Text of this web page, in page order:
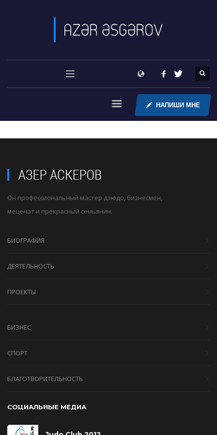
НАПИШИ МНЕ
Он профессиональный мастер дзюдо, бизнесмен,
меценат и прекрасный семьянин.
БИОГРАФИЯ
ДЕЯТЕЛЬНОСТЬ
ПРОЕКТЫ
БИЗНЕС
СПОРТ
БЛАГОТВОРИТЕЛЬНОСТЬ
СОЦИАЛЬНЫЕ МЕДИА